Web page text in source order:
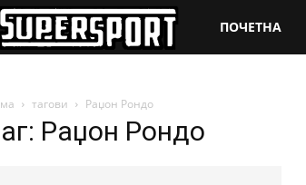
SuperSport.mk
ПОЧЕТНА
тагови Раџон Рондо
Раџон Рондо